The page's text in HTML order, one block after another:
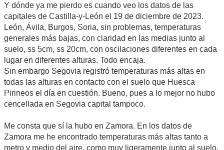
Y dónde ya me pierdo es cuando veo los datos de las
capitales de Castilla-y-León el 19 de diciembre de 2023.
León, Ávila, Burgos, Soria, sin problemas, temperaturas
generales más bajas, con claridad en las medias junto al
suelo, ss 5cm, ss 20cm, con oscilaciones diferentes en cada
lugar en diferentes alturas. Todo encaja.
Sin embargo Segovia registró temperaturas más altas en
todas las alturas en contacto con el suelo que Huesca
Pirineos el día en cuestión. Bueno, pues a lo mejor no hubo
cencellada en Segovia capital tampoco.
Me consta que sí la hubo en Zamora. En los datos de
Zamora me he encontrado temperaturas más altas tanto a
metro y medio del aire, como muy ligeramente junto al suelo.